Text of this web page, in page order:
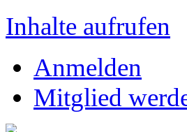
Inhalte aufrufen
Anmelden
Mitglied